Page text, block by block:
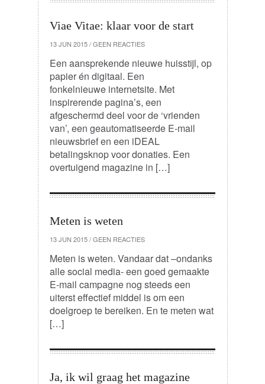
Viae Vitae: klaar voor de start
13 JUN 2015 / GEEN REACTIES
Een aansprekende nieuwe huisstijl, op
papier én digitaal. Een
fonkelnieuwe internetsite. Met
inspirerende pagina’s, een
afgeschermd deel voor de ‘vrienden
van’, een geautomatiseerde E-mail
nieuwsbrief en een iDEAL
betalingsknop voor donaties. Een
overtuigend magazine in […]
Meten is weten
13 JUN 2015 / GEEN REACTIES
Meten is weten. Vandaar dat –ondanks
alle social media- een goed gemaakte
E-mail campagne nog steeds een
uiterst effectief middel is om een
doelgroep te bereiken. En te meten wat
[…]
Ja, ik wil graag het magazine